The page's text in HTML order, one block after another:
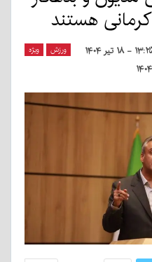
هستند
ورزش ویژه
- ۱۸ تیر ۱۴۰۴